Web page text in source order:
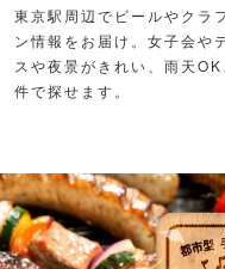
東京駅周辺でビールやクラ
ン情報をお届け。女子会や
スや夜景がきれい、雨天
件で探せます。